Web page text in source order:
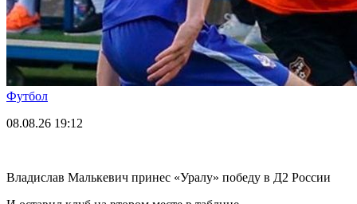
Футбол
08.08.26 19:12
Владислав Малькевич принес «Уралу» победу в Д2 России